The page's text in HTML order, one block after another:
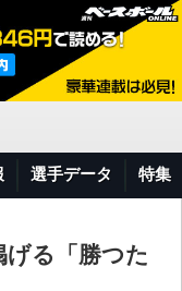
選手データ 特集
げる「勝つた